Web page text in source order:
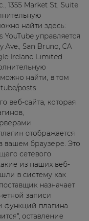
1355 Market St, Suite
найти здесь:
управляется
Ave., San Bruno, CA
Ireland Limited
найти, в том
posts
веб-сайта, которая
отображается
вашем браузере. Это
сетевого
из наших веб-
в систему как
назначает
записи
функций плагина
оставление